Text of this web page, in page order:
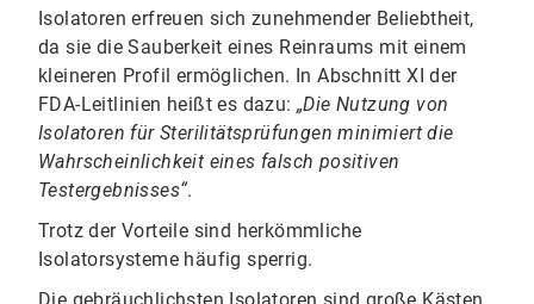
Isolatoren erfreuen sich zunehmender Beliebtheit,
da sie die Sauberkeit eines Reinraums mit einem
kleineren Profil ermöglichen. In Abschnitt XI der
FDA-Leitlinien heißt es dazu: „Die Nutzung von
Isolatoren für Sterilitätsprüfungen minimiert die
Wahrscheinlichkeit eines falsch positiven
Testergebnisses“.
Trotz der Vorteile sind herkömmliche
Isolatorsysteme häufig sperrig.